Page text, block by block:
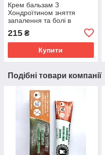
Крем бальзам З
Хондроїтином зняття
запалення та болі в
суглобах, м'язах і хребті
Імідж Лабораторія
215 ₴
Купити
Подібні товари компанії